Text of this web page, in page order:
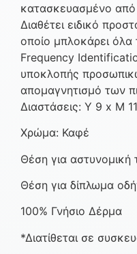
κατασκευασμένο
Διαθέτει ειδικό
οποίο μπλοκάρει
Frequency
υποκλοπής
απομαγνητισμό των
Διαστάσεις: Υ 9 x Μ
Χρώμα: Καφέ
Θέση για αστυνομική
Θέση για δίπλωμα
100% Γνήσιο Δέρμα
*Διατίθεται σε